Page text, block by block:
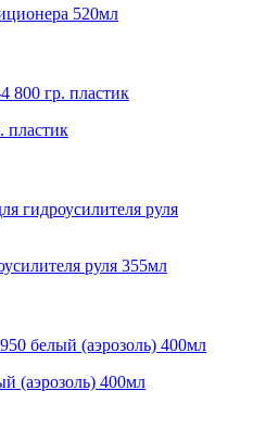
520мл
пластик
руля 355мл
(аэрозоль) 400мл